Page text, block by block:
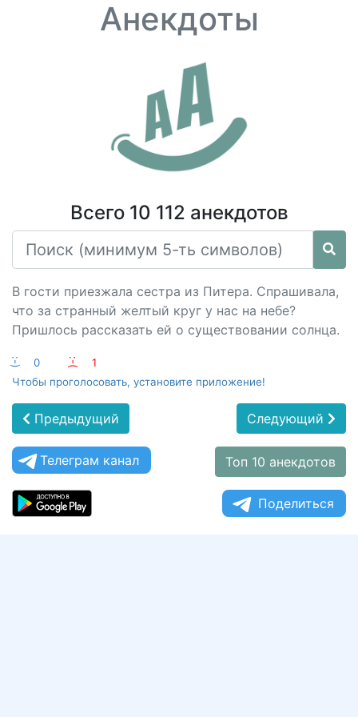
Анекдоты
Всего 10 112 анекдотов
В гости приезжала сестра из Питера. Спрашивала,
что за странный желтый круг у нас на небе?
Пришлось рассказать ей о существовании солнца.
:-) 0 :-(
1
Чтобы проголосовать, установите приложение!
Предыдущий Следующий
Телеграм канал Топ 10 анекдотов
Поделиться